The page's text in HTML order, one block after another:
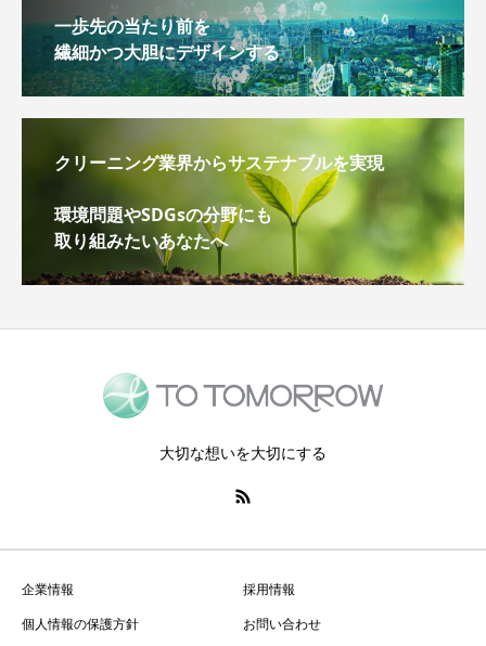
一歩先の当たり前を
繊細かつ大胆にデザインする
クリーニング業界からサステナブルを実現
環境問題やSDGsの分野にも
取り組みたいあなたへ
大切な想いを大切にする
企業情報
採用情報
個人情報の保護方針
お問い合わせ